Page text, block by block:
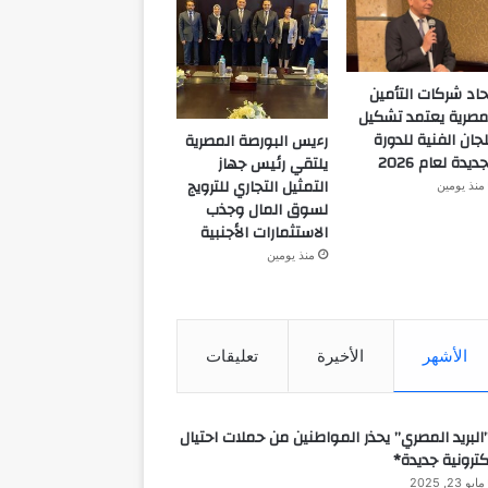
شركات التأمين
يعتمد تشكيل
الفنية للدورة
لعام 2026
منذ يومين
رءيس البورصة المصرية
يلتقي رئيس جهاز
التمثيل التجاري للترويج
لسوق المال وجذب
الاستثمارات الأجنبية
منذ يومين
الأشهر الأخيرة تعليقات
المصري” يحذر المواطنين من حملات احتيال
جديدة*
مايو 23, 2025